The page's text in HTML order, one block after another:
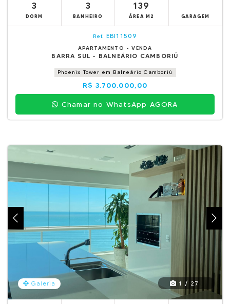
3
DORM
3
BANHEIRO
139
ÁREA M2 GARAGEM
Ref. EBI11509
APARTAMENTO - VENDA
BARRA SUL - BALNEÁRIO CAMBORIÚ
Phoenix Tower em Balneário Camboriú
R$ 3.700.000,00
Chamar no WhatsApp AGORA
Galeria 1 / 27